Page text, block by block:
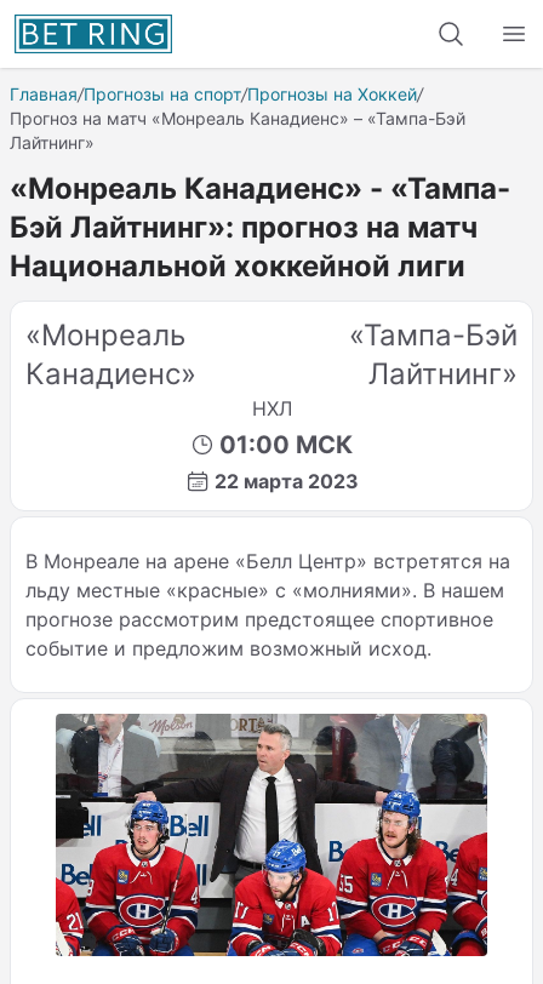
Главная/Прогнозы на спорт/Прогнозы на Хоккей/
Прогноз на матч «Монреаль Канадиенс» – «Тампа-Бэй
Лайтнинг»
«Монреаль Канадиенс» - «Тампа-
Бэй Лайтнинг»: прогноз на матч
Национальной хоккейной лиги
«Монреаль
Канадиенс»
«Тампа-Бэй
Лайтнинг»
НХЛ
01:00 МСК
22 марта 2023
В Монреале на арене «Белл Центр» встретятся на
льду местные «красные» с «молниями». В нашем
прогнозе рассмотрим предстоящее спортивное
событие и предложим возможный исход.